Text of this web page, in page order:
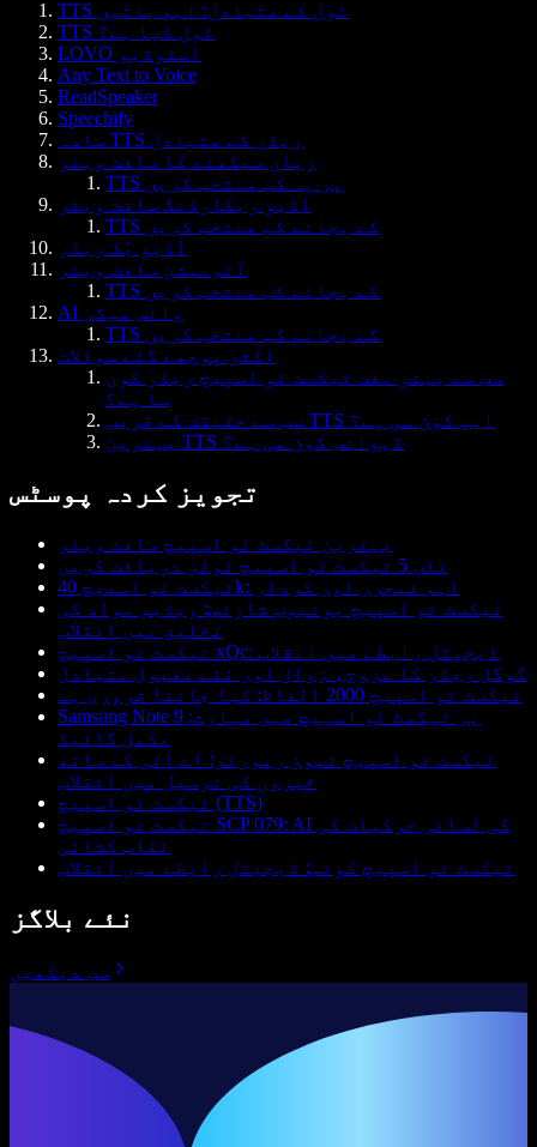
TTS ٹول کے متبادل: اہم باتیں
TTS ٹول کیا ہے؟
LOVO اسٹوڈیو
Any Text to Voice
ReadSpeaker
Speechify
سادہ TTS ریڈر کے متبادل
زبان سیکھنے کا سافٹ ویئر
TTS پر یہ کب منتخب کریں
آڈیو ریکارڈنگ سافٹ ویئر
TTS کے بجائے کب منتخب کریں
آڈیو بُک ریڈر
آٹومیشن سافٹ ویئر
TTS کے بجائے کب منتخب کریں
AI وائس میکر
TTS کے بجائے کب منتخب کریں
اکثر پوچھے گئے سوالات
سب سے بہتر مفت ٹیکسٹ ٹو اسپیچ ریڈر کون
سا ہے؟
سب سے حقیقت کے قریب TTS ایپ کون سی ہے؟
بہترین TTS ڈیوائس کون سی ہے؟
تجویز کردہ پوسٹس
بہترین ٹیکسٹ ٹو اسپیچ سافٹ ویئر
ٹاپ 5 ٹیکسٹ ٹو اسپیچ ٹولز دریافت کریں
ٹیکسٹ ٹو اسپیچ 40k: اہم فیچرز اور کردار
ٹیکسٹ ٹو اسپیچ یوٹیوب شارٹس: ویڈیو مواد کی
تخلیق میں انقلاب
ٹیکسٹ ٹو اسپیچ xQc: ڈیجیٹل رابطے میں انقلاب
گوگل ریڈر کا عروج، زوال اور نئے مقبول متبادل
ٹیکسٹ ٹو اسپیچ 2000 الفاظ: کیا جاننا ضروری ہے
Samsung Note 9 پر ٹیکسٹ ٹو اسپیچ میں مہارت:
مکمل گائیڈ
ٹیکسٹ ٹو اسپیچ نیوز رپورٹر: اے آئی کے ساتھ
خبروں کی ترسیل میں انقلاب
ٹیکسٹ ٹو اسپیچ (TTS)
ٹیکسٹ ٹو اسپیچ SCP 079: AI کی لسانی حرکیات کی
نقاب کشائی
ٹیکسٹ ٹو اسپیچ کوٹس: ڈیجیٹل رابطے میں انقلاب
نئے بلاگز
سب دیکھیں